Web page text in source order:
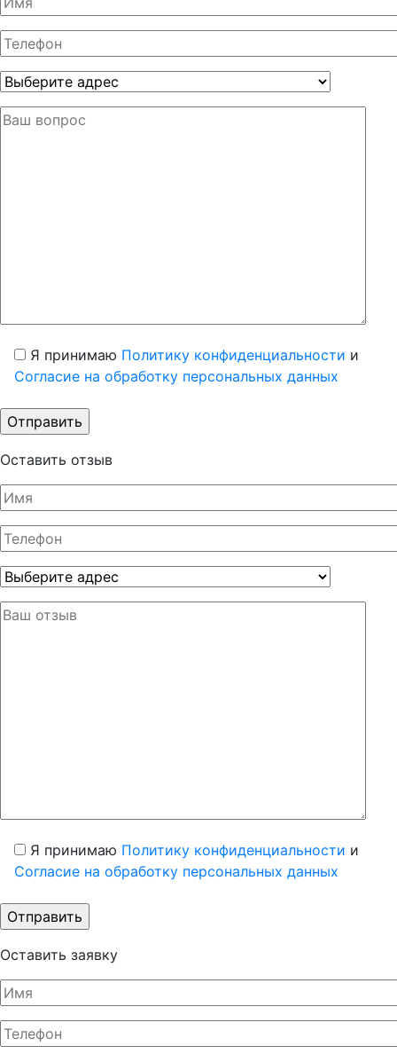
Я принимаю Политику конфиденциальности и
Согласие на обработку персональных данных
Оставить отзыв
Я принимаю Политику конфиденциальности и
Согласие на обработку персональных данных
Оставить заявку